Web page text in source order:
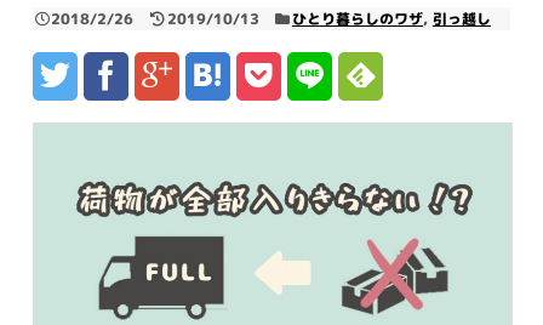
2018/2/26 2019/10/13 ひとり暮らしのワザ, 引っ越し
歯ブラシマニア
お問い合わせフォーム